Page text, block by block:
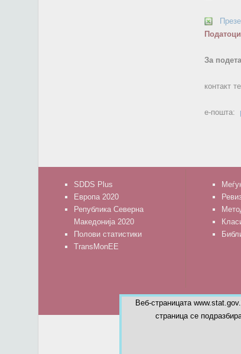
За
контакт
е-пошта:
SDDS Plus
Европа 2020
Република Северна
Македонија 2020
Полови статистики
TransMonEE
Веб-страницата
страница се